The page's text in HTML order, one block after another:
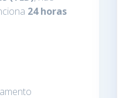
24 horas